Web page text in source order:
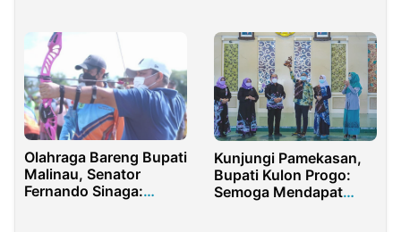
“Siap Digital”
Olahraga Bareng Bupati
Malinau, Senator
Fernando Sinaga:
Kunjungi Pamekasan,
Bupati Kulon Progo:
Semoga Mendapat